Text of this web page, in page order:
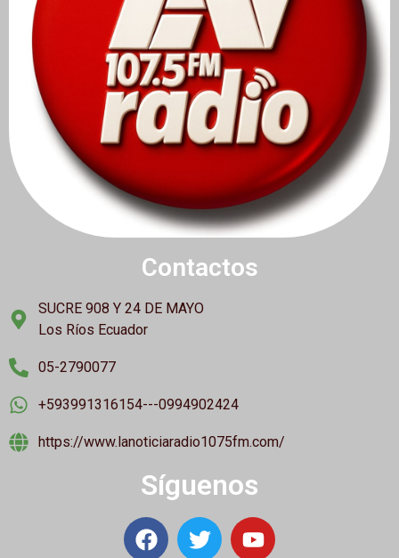
Contactos
SUCRE 908 Y 24 DE MAYO
Los Ríos Ecuador
05-2790077
+593991316154---0994902424
https://www.lanoticiaradio1075fm.com/
Síguenos